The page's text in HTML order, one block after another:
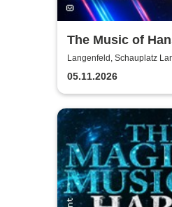
The Music of
Others - A
Music
Langenfeld, Schauplatz
05.11.2026